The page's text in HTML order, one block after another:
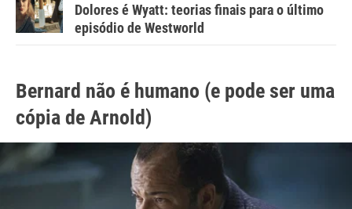
Dolores é Wyatt: teorias finais para o último
episódio de Westworld
Bernard não é humano (e pode ser uma
cópia de Arnold)